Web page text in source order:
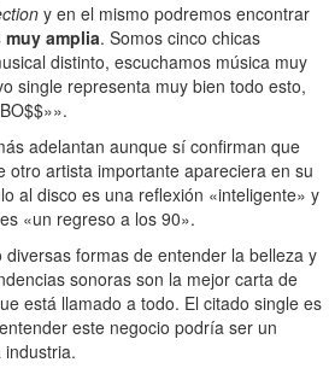
y en el mismo podremos encontrar
amplia. Somos cinco chicas
distinto, escuchamos música muy
single representa muy bien todo esto,
adelantan aunque sí confirman que
otro artista importante apareciera en su
al disco es una reflexión «inteligente» y
«un regreso a los 90».
formas de entender la belleza y
sonoras son la mejor carta de
está llamado a todo. El citado single es
este negocio podría ser un